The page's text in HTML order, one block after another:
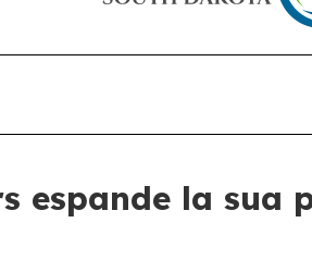
espande la sua